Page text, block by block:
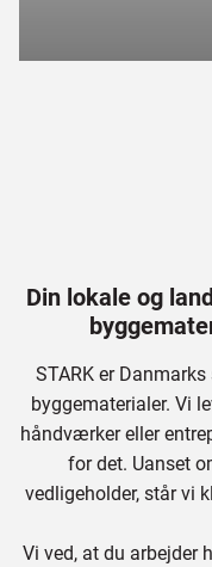
Din lokale og
STARK er
byggematerialer. Vi
håndværker eller
for det. Uanset
vedligeholder, står vi
Vi ved, at du arbejder